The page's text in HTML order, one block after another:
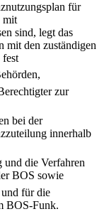
für
mit
sind, legt das
mit den zuständigen
fest
zur
bei der
innerhalb
und die Verfahren
BOS sowie
für die
BOS-Funk.